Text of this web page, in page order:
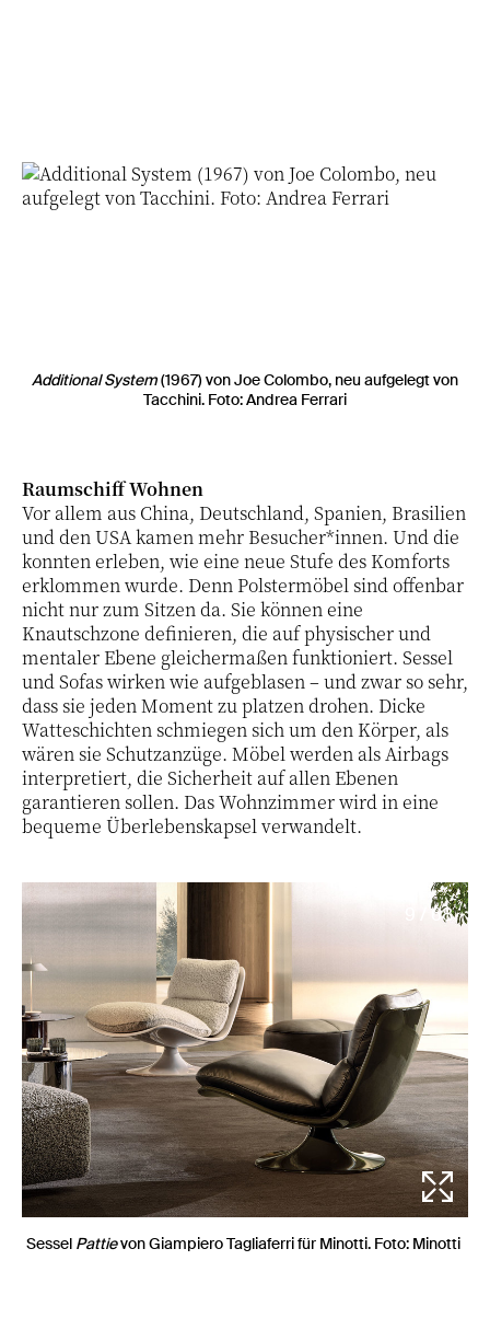
Additional System(1967) von Joe Colombo, neu aufgelegt von
Tacchini. Foto: Andrea Ferrari
Raumschiff Wohnen
Vor allem aus China, Deutschland, Spanien, Brasilien
und den USA kamen mehr Besucher*innen. Und die
konnten erleben, wie eine neue Stufe des Komforts
erklommen wurde. Denn Polstermöbel sind offenbar
nicht nur zum Sitzen da. Sie können eine
Knautschzone definieren, die auf physischer und
mentaler Ebene gleichermaßen funktioniert. Sessel
und Sofas wirken wie aufgeblasen – und zwar so sehr,
dass sie jeden Moment zu platzen drohen. Dicke
Watteschichten schmiegen sich um den Körper, als
wären sie Schutzanzüge. Möbel werden als Airbags
interpretiert, die Sicherheit auf allen Ebenen
garantieren sollen. Das Wohnzimmer wird in eine
bequeme Überlebenskapsel verwandelt.
9 / 68
Sessel Pattievon Giampiero Tagliaferri für Minotti. Foto: Minotti